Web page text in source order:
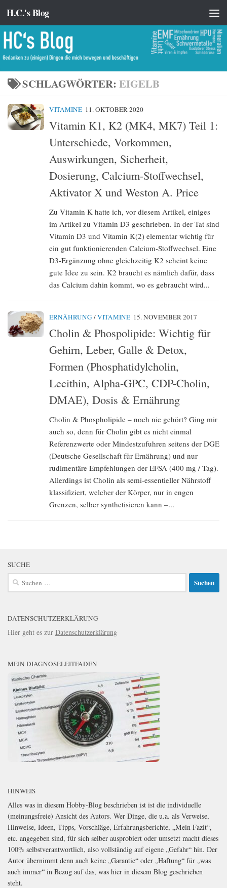
Zum Inhalt springen
H.C.'s Blog
SCHLAGWÖRTER: EIGELB
VITAMINE 11. OKTOBER 2020
Vitamin K1, K2 (MK4, MK7) Teil 1:
Unterschiede, Vorkommen,
Auswirkungen, Sicherheit,
Dosierung, Calcium-Stoffwechsel,
Aktivator X und Weston A. Price
Zu Vitamin K hatte ich, vor diesem Artikel, einiges
im Artikel zu Vitamin D3 geschrieben. In der Tat sind
Vitamin D3 und Vitamin K(2) elementar wichtig für
ein gut funktionierenden Calcium-Stoffwechsel. Eine
D3-Ergänzung ohne gleichzeitig K2 scheint keine
gute Idee zu sein. K2 braucht es nämlich dafür, dass
das Calcium dahin kommt, wo es gebraucht wird...
ERNÄHRUNG /VITAMINE 15. NOVEMBER 2017
Cholin & Phospolipide: Wichtig für
Gehirn, Leber, Galle & Detox,
Formen (Phosphatidylcholin,
Lecithin, Alpha-GPC, CDP-Cholin,
DMAE), Dosis & Ernährung
Cholin & Phospholipide – noch nie gehört? Ging mir
auch so, denn für Cholin gibt es nicht einmal
Referenzwerte oder Mindestzufuhren seitens der DGE
(Deutsche Gesellschaft für Ernährung) und nur
rudimentäre Empfehlungen der EFSA (400 mg / Tag).
Allerdings ist Cholin als semi-essentieller Nährstoff
klassifiziert, welcher der Körper, nur in engen
Grenzen, selber synthetisieren kann –...
SUCHE
Suchen
nach:
DATENSCHUTZERKLÄRUNG
Hier geht es zur Datenschutzerklärung
MEIN DIAGNOSELEITFADEN
HINWEIS
Alles was in diesem Hobby-Blog beschrieben ist ist die individuelle
(meinungsfreie) Ansicht des Autors. Wer Dinge, die u.a. als Verweise,
Hinweise, Ideen, Tipps, Vorschläge, Erfahrungsberichte, „Mein Fazit“,
etc. angegeben sind, für sich selber ausprobiert oder umsetzt macht dieses
100% selbstverantwortlich, also vollständig auf eigene „Gefahr“ hin. Der
Autor übernimmt denn auch keine „Garantie“ oder „Haftung“ für „was
auch immer“ in Bezug auf das, was hier in diesem Blog geschrieben
steht.